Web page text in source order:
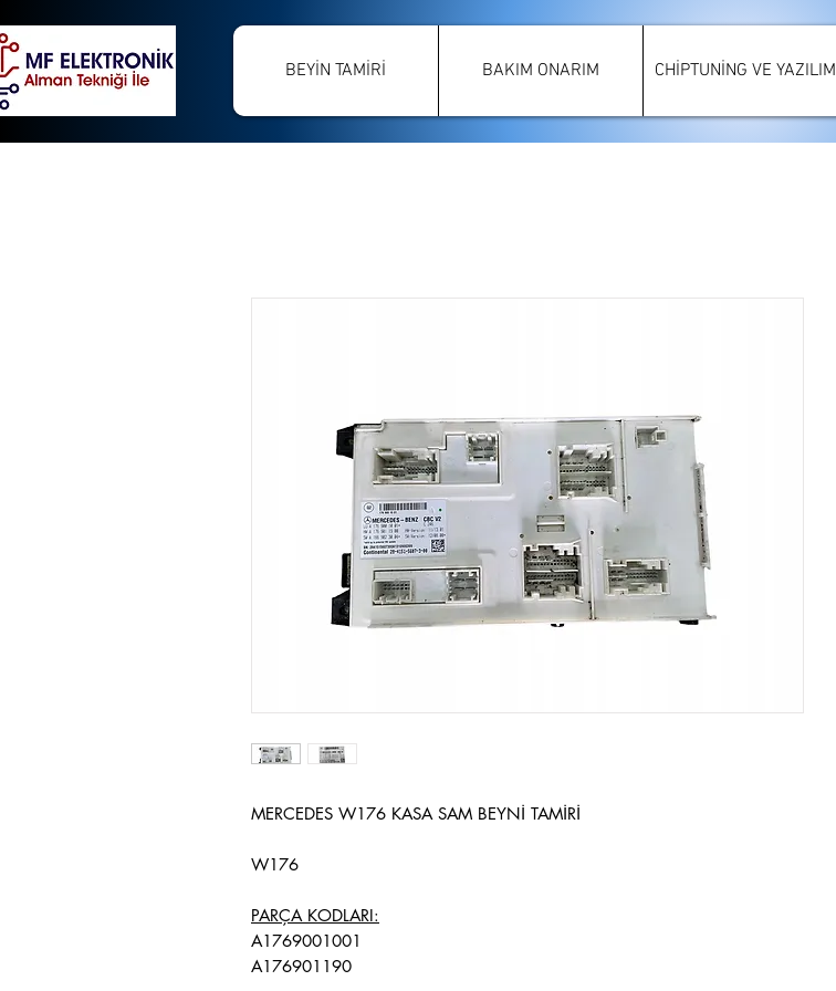
BEYİN TAMİRİ BAKIM ONARIM CHİPTUNİNG VE YAZILIM
MERCEDES W176 KASA SAM BEYNİ TAMİRİ
W176
PARÇA KODLARI:
A1769001001
A176901190